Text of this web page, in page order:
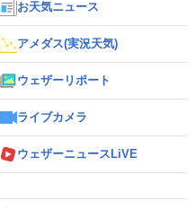
お天気ニュース
アメダス(実況天気)
ウェザーリポート
ライブカメラ
ウェザーニュースLiVE